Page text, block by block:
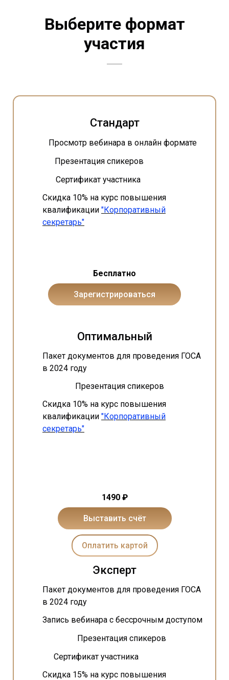
Выберите формат
участия
Стандарт
Просмотр вебинара в онлайн формате
Презентация спикеров
Сертификат участника
Скидка 10% на курс повышения
квалификации "Корпоративный
секретарь"
Бесплатно
Зарегистрироваться
Оптимальный
Пакет документов для проведения ГОСА
в 2024 году
Презентация спикеров
Скидка 10% на курс повышения
квалификации "Корпоративный
секретарь"
1490 ₽
Выставить счёт
Оплатить картой
Эксперт
Пакет документов для проведения ГОСА
в 2024 году
Запись вебинара с бессрочным доступом
Презентация спикеров
Сертификат участника
Скидка 15% на курс повышения